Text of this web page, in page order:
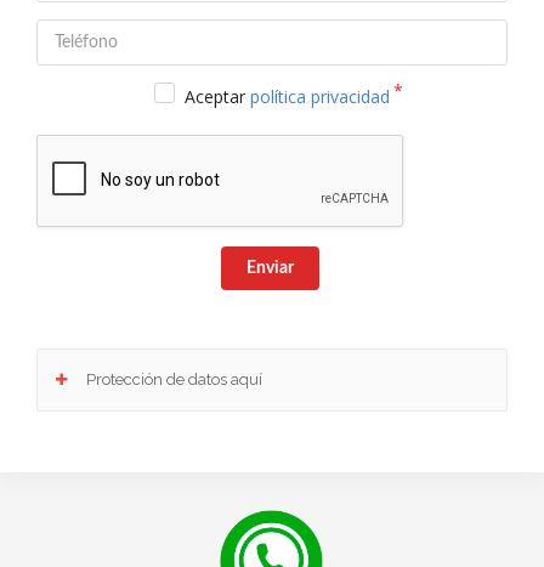
Aceptarpolítica privacidad
Enviar
Protección de datos aquí
: Consentimiento del interesado.